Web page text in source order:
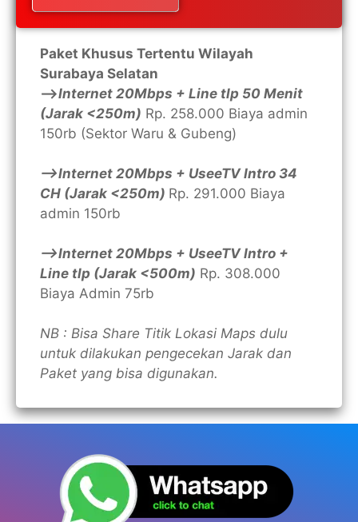
Paket Khusus Tertentu Wilayah
Surabaya Selatan
—>Internet 20Mbps + Line tlp 50 Menit
(Jarak <250m) Rp. 258.000 Biaya admin
150rb (Sektor Waru & Gubeng)
—>Internet 20Mbps + UseeTV Intro 34
CH (Jarak <250m) Rp. 291.000 Biaya
admin 150rb
—>Internet 20Mbps + UseeTV Intro +
Line tlp (Jarak <500m) Rp. 308.000
Biaya Admin 75rb
NB : Bisa Share Titik Lokasi Maps dulu
untuk dilakukan pengecekan Jarak dan
Paket yang bisa digunakan.